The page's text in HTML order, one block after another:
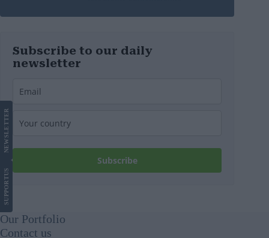
Subscribe to our daily
newsletter
Subscribe
SUPPORT
US
NEWS
LETTER
Our Portfolio
Contact us